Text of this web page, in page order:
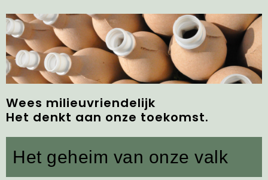
Wees milieuvriendelijk
Het denkt aan onze toekomst.
Het geheim van onze valk